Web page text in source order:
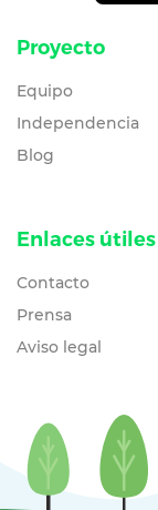
Proyecto
Equipo
Independencia
Blog
Enlaces útiles
Contacto
Prensa
Aviso legal